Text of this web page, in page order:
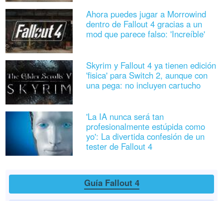
Ahora puedes jugar a Morrowind
dentro de Fallout 4 gracias a un
mod que parece falso: 'Increíble'
Skyrim y Fallout 4 ya tienen edición
'fisica' para Switch 2, aunque con
una pega: no incluyen cartucho
'La IA nunca será tan
profesionalmente estúpida como
yo': La divertida confesión de un
tester de Fallout 4
Guía Fallout 4